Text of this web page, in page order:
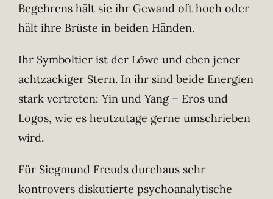
Begehrens hält sie ihr Gewand oft hoch oder
hält ihre Brüste in beiden Händen.
Ihr Symboltier ist der Löwe und eben jener
achtzackiger Stern. In ihr sind beide Energien
stark vertreten: Yin und Yang – Eros und
Logos, wie es heutzutage gerne umschrieben
wird.
Für Siegmund Freuds durchaus sehr
kontrovers diskutierte psychoanalytische